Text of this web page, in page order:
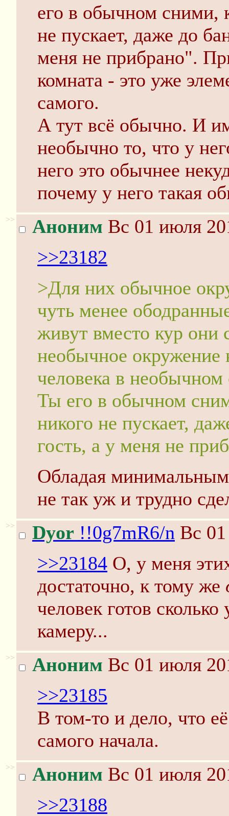
его в обычном сними,
не пускает, даже до
меня не прибрано".
комната - это уже
самого.
А тут всё обычно. И
необычно то, что у
него это обычнее
почему у него такая
>> Аноним Вс 01 июля
>>23182
>Для них обычное
чуть менее
живут вместо кур они
необычное окружение
человека в необычном
Ты его в обычном
никого не пускает,
гость, а у меня не
Обладая
не так уж и трудно
>> Dyor !!0g7mR6/n Вс
>>23184 О, у меня
достаточно, к тому же
человек готов
камеру...
>> Аноним Вс 01 июля
>>23185
В том-то и дело, что
самого начала.
>> Аноним Вс 01 июля
>>23188